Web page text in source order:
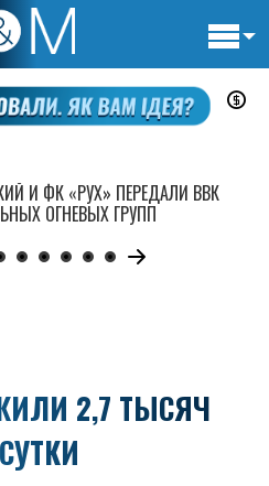
2,7 ТЫСЯЧ
И ФК «РУХ» ПЕРЕДАЛИ ВВК
ОГНЕВЫХ ГРУПП